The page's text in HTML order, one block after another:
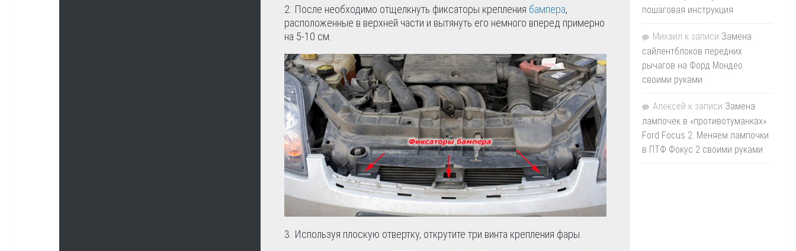
2. После необходимо отщелкнуть фиксаторы крепления бампера,
расположенные в верхней части и вытянуть его немного вперед примерно
на 5-10 см.
3. Используя плоскую отвертку, открутите три винта крепления фары.
пошаговая инструкция
Михаил к записи Замена
сайлентблоков передних
рычагов на Форд Мондео
своими руками
Алексей к записи Замена
лампочек в «противотуманках»
Ford Focus 2. Меняем лампочки
в ПТФ Фокус 2 своими руками